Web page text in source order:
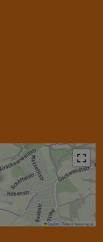
Leaflet|Tiles ©basemap.at